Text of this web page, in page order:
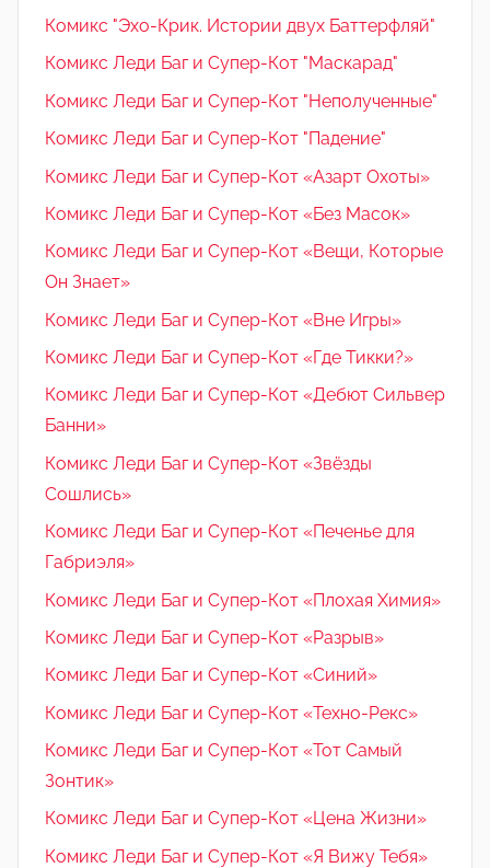
Комикс "Эхо-Крик. Истории двух Баттерфляй"
Комикс Леди Баг и Супер-Кот "Маскарад"
Комикс Леди Баг и Супер-Кот "Неполученные"
Комикс Леди Баг и Супер-Кот "Падение"
Комикс Леди Баг и Супер-Кот «Азарт Охоты»
Комикс Леди Баг и Супер-Кот «Без Масок»
Комикс Леди Баг и Супер-Кот «Вещи, Которые
Он Знает»
Комикс Леди Баг и Супер-Кот «Вне Игры»
Комикс Леди Баг и Супер-Кот «Где Тикки?»
Комикс Леди Баг и Супер-Кот «Дебют Сильвер
Банни»
Комикс Леди Баг и Супер-Кот «Звёзды
Сошлись»
Комикс Леди Баг и Супер-Кот «Печенье для
Габриэля»
Комикс Леди Баг и Супер-Кот «Плохая Химия»
Комикс Леди Баг и Супер-Кот «Разрыв»
Комикс Леди Баг и Супер-Кот «Синий»
Комикс Леди Баг и Супер-Кот «Техно-Рекс»
Комикс Леди Баг и Супер-Кот «Тот Самый
Зонтик»
Комикс Леди Баг и Супер-Кот «Цена Жизни»
Комикс Леди Баг и Супер-Кот «Я Вижу Тебя»